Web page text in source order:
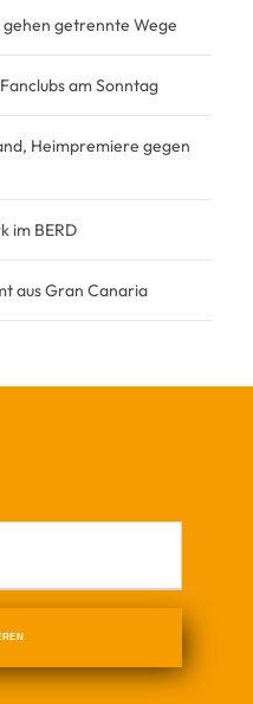
gehen getrennte Wege
am Sonntag
Heimpremiere gegen
im BERD
aus Gran Canaria